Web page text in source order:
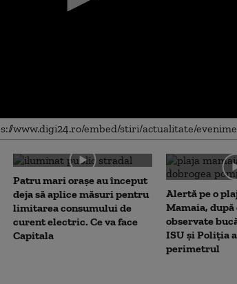
Patru mari orașe au început
deja să aplice măsuri pentru
limitarea consumului de
curent electric. Ce va face
Capitala
Alertă pe o
Mamaia, după
observate
ISU și Poliția
perimetrul